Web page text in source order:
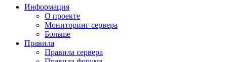
Информация
О проекте
Мониторинг сервера
Больше
Правила
Правила сервера